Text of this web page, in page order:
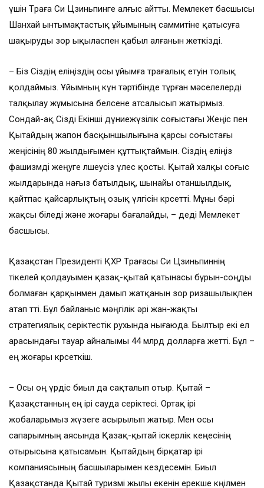
үшін Төраға Си Цзиньпинге алғыс айтты. Мемлекет басшысы
Шанхай ынтымақтастық ұйымының саммитіне қатысуға
шақыруды зор ықыласпен қабыл алғанын жеткізді.
– Біз Сіздің еліңіздің осы ұйымға төрағалық етуін толық
қолдаймыз. Ұйымның күн тәртібінде тұрған мәселелерді
талқылау жұмысына белсене атсалысып жатырмыз.
Сондай-ақ Сізді Екінші дүниежүзілік соғыстағы Жеңіс пен
Қытайдың жапон басқыншылығына қарсы соғыстағы
жеңісінің 80 жылдығымен құттықтаймын. Сіздің еліңіз
фашизмді жеңуге өлшеусіз үлес қосты. Қытай халқы соғыс
жылдарында нағыз батылдық, шынайы отаншылдық,
қайтпас қайсарлықтың озық үлгісін көрсетті. Мұны бәрі
жақсы біледі және жоғары бағалайды, – деді Мемлекет
басшысы.
Қазақстан Президенті ҚХР Төрағасы Си Цзиньпиннің
тікелей қолдауымен қазақ-қытай қатынасы бұрын-соңды
болмаған қарқынмен дамып жатқанын зор ризашылықпен
атап өтті. Бұл байланыс мәңгілік әрі жан-жақты
стратегиялық серіктестік рухында нығаюда. Былтыр екі ел
арасындағы тауар айналымы 44 млрд долларға жетті. Бұл –
ең жоғары көрсеткіш.
– Осы оң үрдіс биыл да сақталып отыр. Қытай –
Қазақстанның ең ірі сауда серіктесі. Ортақ ірі
жобаларымыз жүзеге асырылып жатыр. Мен осы
сапарымның аясында Қазақ-қытай іскерлік кеңесінің
отырысына қатысамын. Қытайдың бірқатар ірі
компаниясының басшыларымен кездесемін. Биыл
Қазақстанда Қытай туризмі жылы екенін ерекше көңілмен